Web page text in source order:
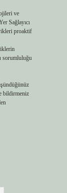
ve
Sağlayıcı
proaktif
sorumluluğu
bildirmeniz